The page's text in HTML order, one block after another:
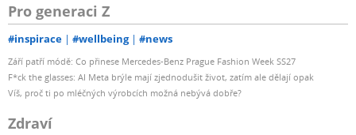
Pro generaci Z
#inspirace #wellbeing #news
Září patří módě: Co přinese Mercedes-Benz Prague Fashion Week SS27
F*ck the glasses: AI Meta brýle mají zjednodušit život, zatím ale dělají opak
Víš, proč ti po mléčných výrobcích možná nebývá dobře?
Zdraví